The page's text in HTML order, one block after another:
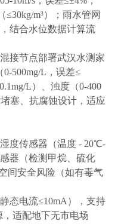
m³）；雨水管网
结合水位数据计算流
接节点部署武汉水测家
0-500mg/L，误差≤
L）、浊度（0-400
塞、抗腐蚀设计，适应
度传感器（温度 - 20℃-
器（检测甲烷、硫化
间安全风险（如有毒气
态电流≤10mA），支持
适配地下无市电场